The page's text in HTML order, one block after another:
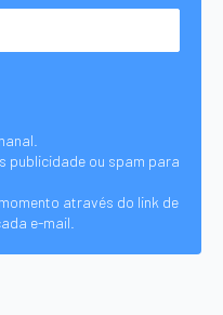
publicidade ou spam para
através do link de
e-mail.